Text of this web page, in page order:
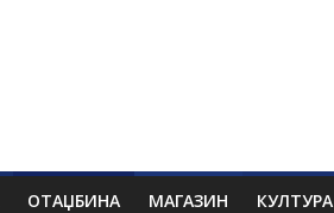
ОТАЏБИНА МАГАЗИН КУЛТУРА